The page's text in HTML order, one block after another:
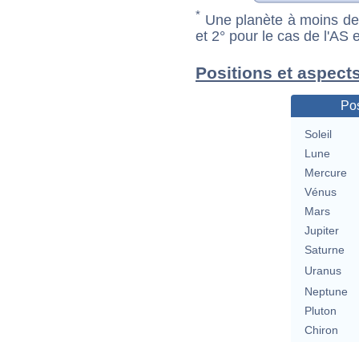
* Une planète à moins
et 2° pour le cas de l'AS
Positions et
Soleil
Lune
Mercure
Vénus
Mars
Jupiter
Saturne
Uranus
Neptune
Pluton
Chiron